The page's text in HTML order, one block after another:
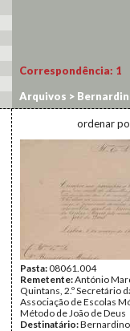
Correspondência: 1
Arquivos >
ordenar
Pasta:08061.004
Remetente:António
Quintans, 2.º Secretário
Associação de Escolas
Método de João de Deus
Destinatário: